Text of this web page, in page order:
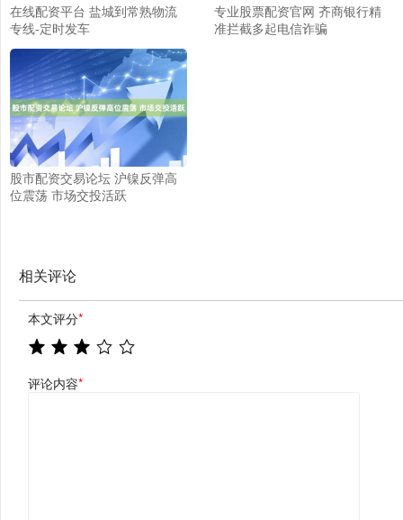
在线配资平台 盐城到常熟物流
专线-定时发车
专业股票配资官网 齐商银行精
准拦截多起电信诈骗
股市配资交易论坛 沪镍反弹高
位震荡 市场交投活跃
相关评论
本文评分*
评论内容*